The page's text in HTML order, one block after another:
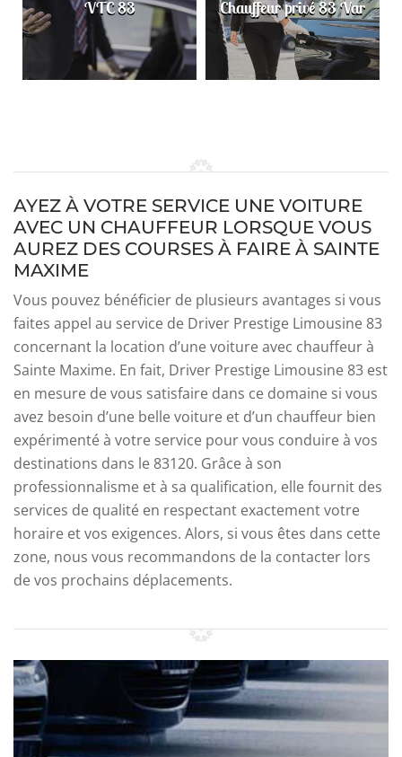
VTC 83 Chauffeur privé 83 Var
AYEZ À VOTRE SERVICE UNE VOITURE
AVEC UN CHAUFFEUR LORSQUE VOUS
AUREZ DES COURSES À FAIRE À SAINTE
MAXIME
Vous pouvez bénéficier de plusieurs avantages si vous
faites appel au service de Driver Prestige Limousine 83
concernant la location d’une voiture avec chauffeur à
Sainte Maxime. En fait, Driver Prestige Limousine 83 est
en mesure de vous satisfaire dans ce domaine si vous
avez besoin d’une belle voiture et d’un chauffeur bien
expérimenté à votre service pour vous conduire à vos
destinations dans le 83120. Grâce à son
professionnalisme et à sa qualification, elle fournit des
services de qualité en respectant exactement votre
horaire et vos exigences. Alors, si vous êtes dans cette
zone, nous vous recommandons de la contacter lors
de vos prochains déplacements.